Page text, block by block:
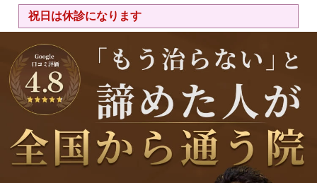
祝日は休診になります